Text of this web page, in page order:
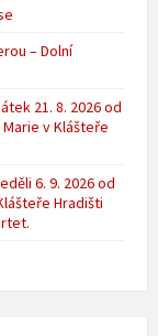
– Dolní
21. 8. 2026 od
v Klášteře
6. 9. 2026 od
Hradišti